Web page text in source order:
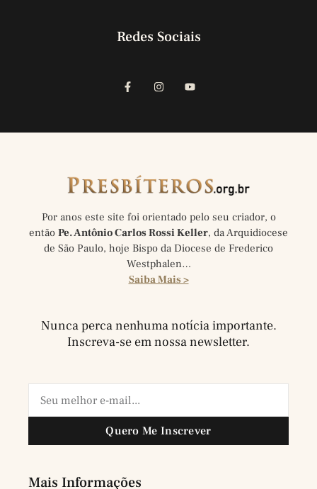
Redes Sociais
Por anos este site foi orientado pelo seu criador, o
então Pe. Antônio Carlos Rossi Keller, da Arquidiocese
de São Paulo, hoje Bispo da Diocese de Frederico
Westphalen…
Saiba Mais >
Nunca perca nenhuma notícia importante.
Inscreva-se em nossa newsletter.
Quero Me Inscrever
Mais Informações